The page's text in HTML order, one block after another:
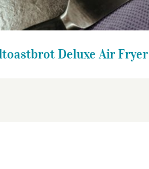
Deluxe Air Fryer